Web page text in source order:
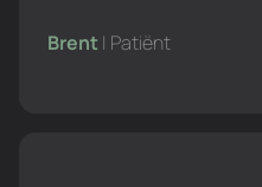
Brent | Patiënt